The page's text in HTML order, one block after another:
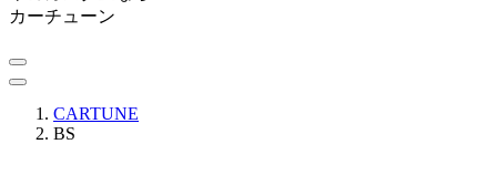
カーチューン
CARTUNE
BS